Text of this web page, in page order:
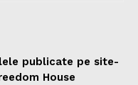
publicate pe site-
House